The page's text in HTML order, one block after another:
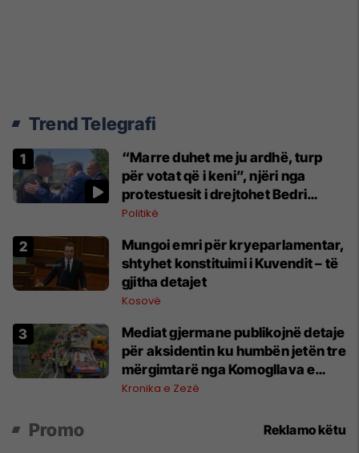
Trend Telegrafi
“Marre duhet me ju ardhë, turp
për votat që i keni”, njëri nga
protestuesit i drejtohet Bedri
Hamzës
Politikë
Mungoi emri për kryeparlamentar,
shtyhet konstituimi i Kuvendit – të
gjitha detajet
Kosovë
Mediat gjermane publikojnë detaje
për aksidentin ku humbën jetën tre
mërgimtarë nga Komogllava e
Ferizajt
Kronika e Zezë
Promo Reklamo këtu